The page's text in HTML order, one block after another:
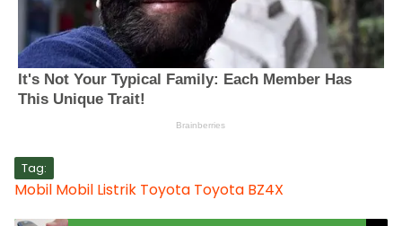
Tag:
Mobil Mobil Listrik Toyota Toyota BZ4X